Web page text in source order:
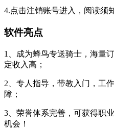
4.点击注销账号进入，阅读须
软件亮点
1、成为蜂鸟专送骑士，海量
定收入高；
2、专人指导，带教入门，工
障；
3、荣誉体系完善，可获得职
机会！